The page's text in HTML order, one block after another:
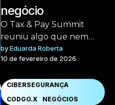
negócio
O Tax & Pay Summit
reuniu algo que nem
sempre acontece no
mesmo espaço: fiscal,
e …
by Eduarda Roberta
10 de fevereiro de 2026
CIBERSEGURANÇA
CODGO.X
NEGÓCIOS